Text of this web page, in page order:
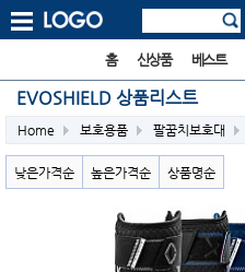
홈 신상품 베스트
EVOSHIELD 상품리스트
Home 보호용품 팔꿈치보호대
낮은가격순 높은가격순 상품명순